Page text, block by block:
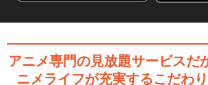
アニメ専門の見放題サービスだ
ニメライフが充実するこだわ